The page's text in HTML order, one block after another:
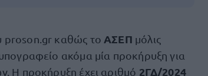
proson.gr καθώς το ΑΣΕΠ μόλις
ακόμα μία προκήρυξη για
Η προκήρυξη έχει αριθμό 2ΓΔ/2024